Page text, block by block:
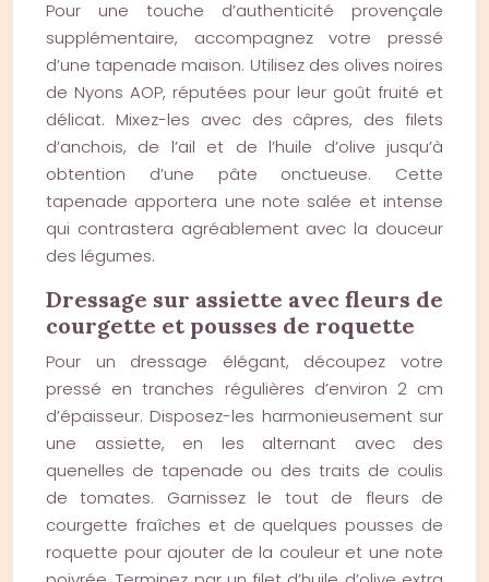
Pour une touche d’authenticité provençale
supplémentaire, accompagnez votre pressé
d’une tapenade maison. Utilisez des olives noires
de Nyons AOP, réputées pour leur goût fruité et
délicat. Mixez-les avec des câpres, des filets
d’anchois, de l’ail et de l’huile d’olive jusqu’à
obtention d’une pâte onctueuse. Cette
tapenade apportera une note salée et intense
qui contrastera agréablement avec la douceur
des légumes.
Dressage sur assiette avec fleurs de
courgette et pousses de roquette
Pour un dressage élégant, découpez votre
pressé en tranches régulières d’environ 2 cm
d’épaisseur. Disposez-les harmonieusement sur
une assiette, en les alternant avec des
quenelles de tapenade ou des traits de coulis
de tomates. Garnissez le tout de fleurs de
courgette fraîches et de quelques pousses de
roquette pour ajouter de la couleur et une note